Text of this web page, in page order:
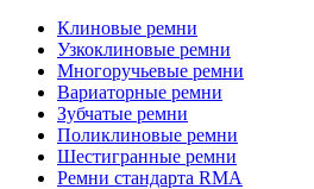
Клиновые ремни
Узкоклиновые ремни
Многоручьевые ремни
Вариаторные ремни
Зубчатые ремни
Поликлиновые ремни
Шестигранные ремни
Ремни стандарта RMA